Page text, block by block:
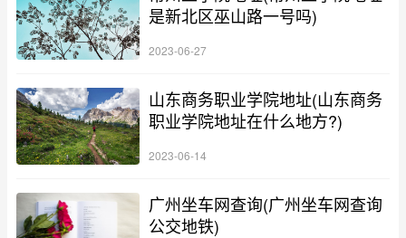
是新北区巫山路一号吗)
2023-06-27
山东商务职业学院地址(山东商务
职业学院地址在什么地方?)
2023-06-14
广州坐车网查询(广州坐车网查询
公交地铁)